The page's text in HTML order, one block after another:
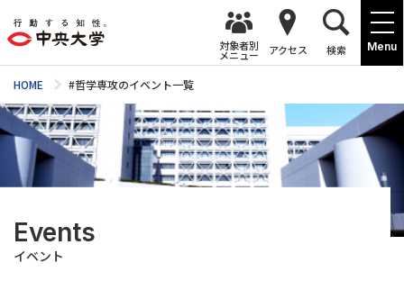
Menu
対象者別
メニュー アクセス 検索
HOME #哲学専攻のイベント一覧
Events
イベント